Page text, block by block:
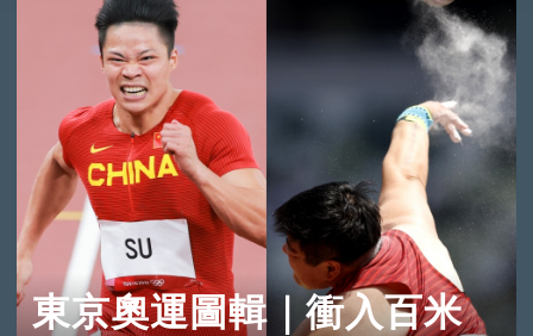
東京奧運圖輯｜衝入百米